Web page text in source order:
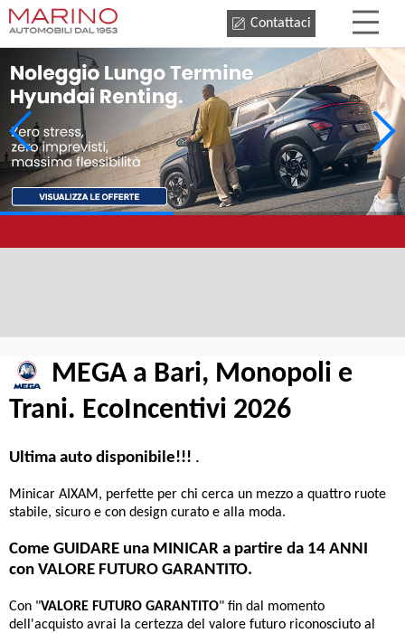
Contattaci
MEGA a Bari, Monopoli e
Trani. EcoIncentivi 2026
Ultima auto disponibile!!! .
Minicar AIXAM, perfette per chi cerca un mezzo a quattro ruote
stabile, sicuro e con design curato e alla moda.
Come GUIDARE una MINICAR a partire da 14 ANNI
con VALORE FUTURO GARANTITO.
Con "VALORE FUTURO GARANTITO" fin dal momento
dell'acquisto avrai la certezza del valore futuro riconosciuto al